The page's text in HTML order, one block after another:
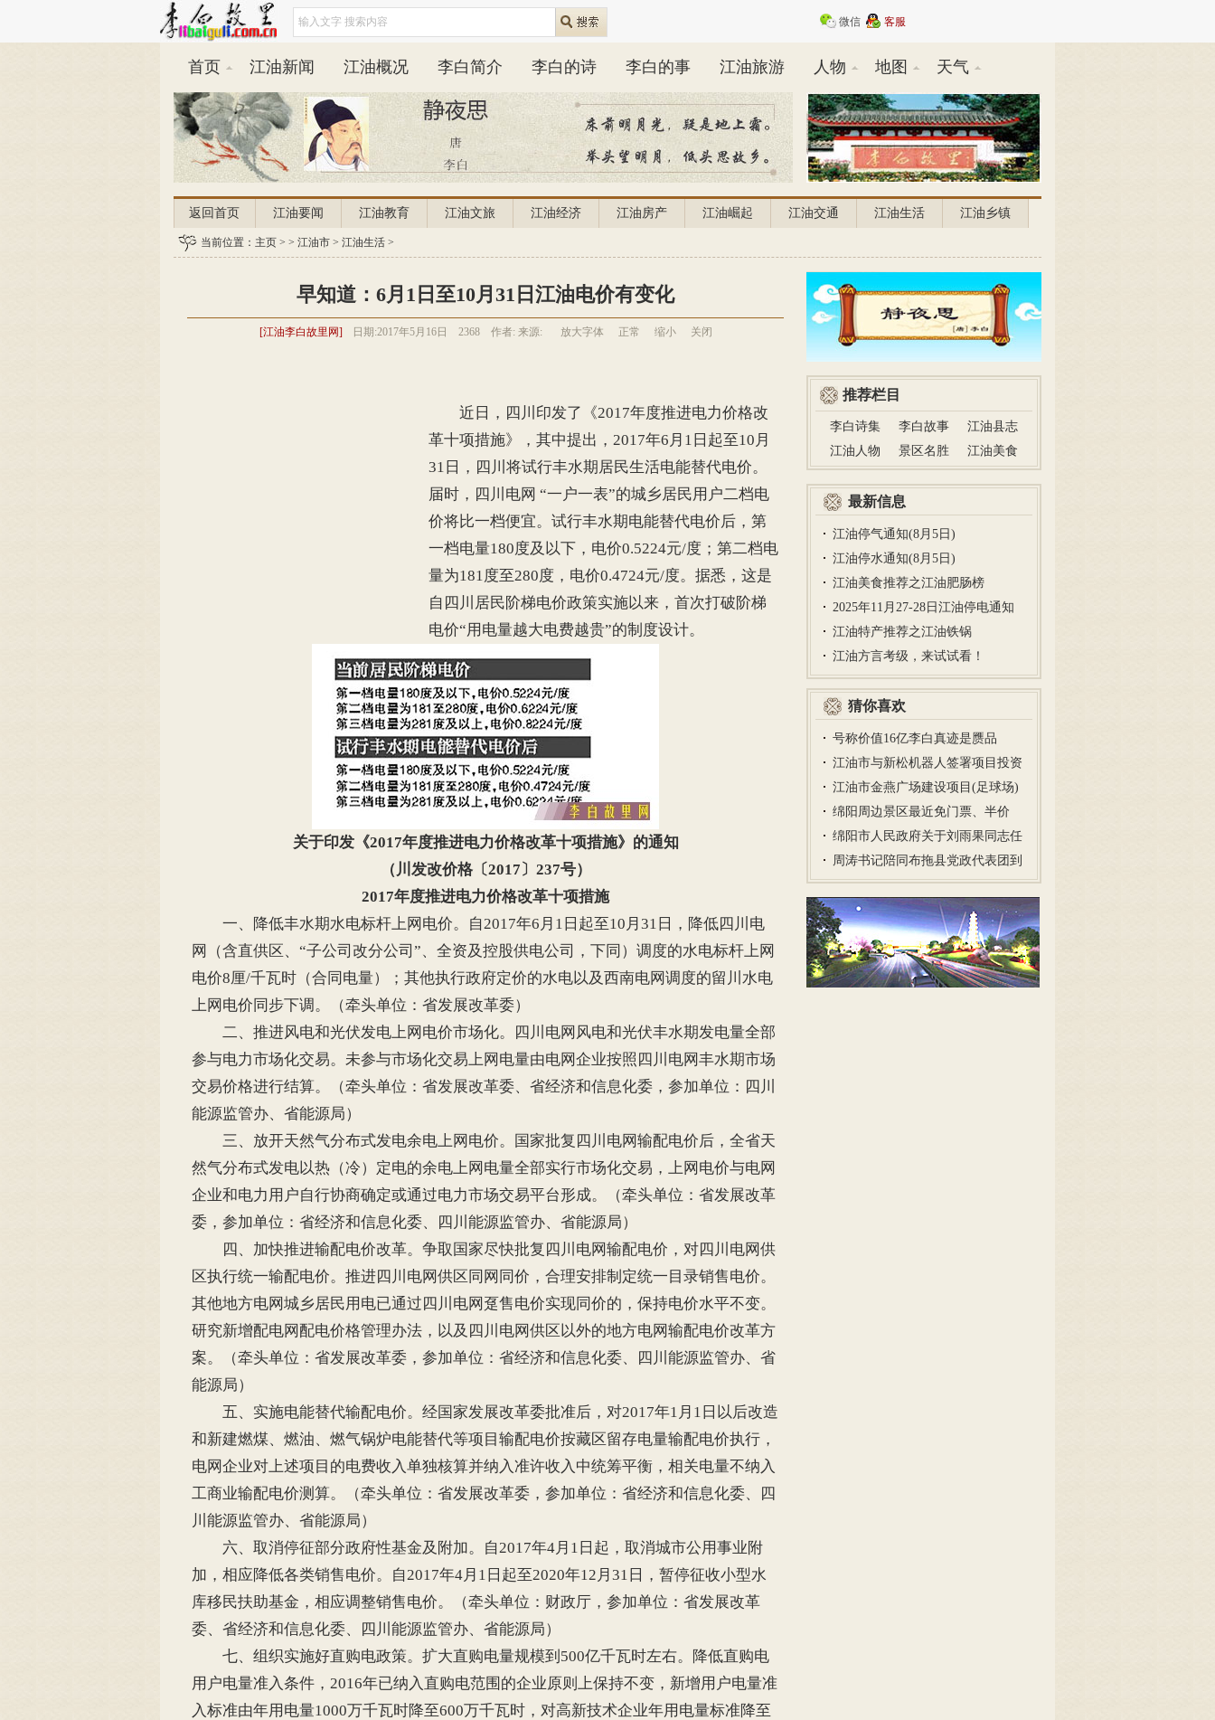
微信 客服
首页 江油新闻 江油概况 李白简介 李白的诗 李白的事 江油旅游 人物 地图 天气
返回首页 江油要闻 江油教育 江油文旅 江油经济 江油房产 江油崛起 江油交通 江油生活 江油乡镇
平安江油 江油天气
当前位置： 主页 > > 江油市 > 江油生活 >
早知道：6月1日至10月31日江油电价有变化
[江油李白故里网] 日期:2017年5月16日 2368 作者: 来源: 放大字体 正常 缩小 关闭
近日，四川印发了《2017年度推进电力价格改
革十项措施》，其中提出，2017年6月1日起至10月
31日，四川将试行丰水期居民生活电能替代电价。
届时，四川电网 “一户一表”的城乡居民用户二档电
价将比一档便宜。试行丰水期电能替代电价后，第
一档电量180度及以下，电价0.5224元/度；第二档电
量为181度至280度，电价0.4724元/度。据悉，这是
自四川居民阶梯电价政策实施以来，首次打破阶梯
电价“用电量越大电费越贵”的制度设计。
关于印发《2017年度推进电力价格改革十项措施》的通知
（川发改价格〔2017〕237号）
2017年度推进电力价格改革十项措施
一、降低丰水期水电标杆上网电价。自2017年6月1日起至10月31日，降低四川电
网（含直供区、“子公司改分公司”、全资及控股供电公司，下同）调度的水电标杆上网
电价8厘/千瓦时（合同电量）；其他执行政府定价的水电以及西南电网调度的留川水电
上网电价同步下调。（牵头单位：省发展改革委）
二、推进风电和光伏发电上网电价市场化。四川电网风电和光伏丰水期发电量全部
参与电力市场化交易。未参与市场化交易上网电量由电网企业按照四川电网丰水期市场
交易价格进行结算。（牵头单位：省发展改革委、省经济和信息化委，参加单位：四川
能源监管办、省能源局）
三、放开天然气分布式发电余电上网电价。国家批复四川电网输配电价后，全省天
然气分布式发电以热（冷）定电的余电上网电量全部实行市场化交易，上网电价与电网
企业和电力用户自行协商确定或通过电力市场交易平台形成。（牵头单位：省发展改革
委，参加单位：省经济和信息化委、四川能源监管办、省能源局）
四、加快推进输配电价改革。争取国家尽快批复四川电网输配电价，对四川电网供
区执行统一输配电价。推进四川电网供区同网同价，合理安排制定统一目录销售电价。
其他地方电网城乡居民用电已通过四川电网趸售电价实现同价的，保持电价水平不变。
研究新增配电网配电价格管理办法，以及四川电网供区以外的地方电网输配电价改革方
案。（牵头单位：省发展改革委，参加单位：省经济和信息化委、四川能源监管办、省
能源局）
五、实施电能替代输配电价。经国家发展改革委批准后，对2017年1月1日以后改造
和新建燃煤、燃油、燃气锅炉电能替代等项目输配电价按藏区留存电量输配电价执行，
电网企业对上述项目的电费收入单独核算并纳入准许收入中统筹平衡，相关电量不纳入
工商业输配电价测算。（牵头单位：省发展改革委，参加单位：省经济和信息化委、四
川能源监管办、省能源局）
六、取消停征部分政府性基金及附加。自2017年4月1日起，取消城市公用事业附
加，相应降低各类销售电价。自2017年4月1日起至2020年12月31日，暂停征收小型水
库移民扶助基金，相应调整销售电价。（牵头单位：财政厅，参加单位：省发展改革
委、省经济和信息化委、四川能源监管办、省能源局）
七、组织实施好直购电政策。扩大直购电量规模到500亿千瓦时左右。降低直购电
用户电量准入条件，2016年已纳入直购电范围的企业原则上保持不变，新增用户电量准
入标准由年用电量1000万千瓦时降至600万千瓦时，对高新技术企业年用电量标准降至
推荐栏目
李白诗集 李白故事
江油县志
江油人物
景区名胜 江油美食
最新信息
江油停气通知(8月5日)
江油停水通知(8月5日)
江油美食推荐之江油肥肠榜
2025年11月27-28日江油停电通知
江油特产推荐之江油铁锅
江油方言考级，来试试看！
猜你喜欢
号称价值16亿李白真迹是赝品
江油市与新松机器人签署项目投资
协…
江油市金燕广场建设项目(足球场)
绵阳周边景区最近免门票、半价
了！…
绵阳市人民政府关于刘雨果同志任
职…
周涛书记陪同布拖县党政代表团到
江…